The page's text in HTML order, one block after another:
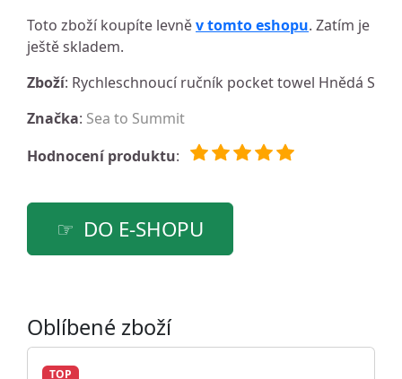
Toto zboží koupíte levněv tomto eshopu. Zatím je
ještě skladem.
Zboží: Rychleschnoucí ručník pocket towel Hnědá S
Značka: Sea to Summit
Hodnocení produktu:
DO E-SHOPU
Oblíbené zboží
TOP